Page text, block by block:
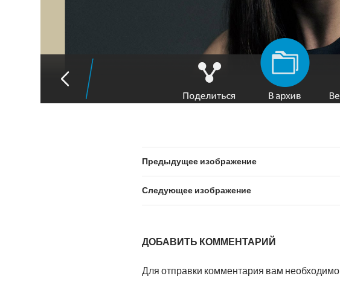
Предыдущее изображение
Следующее изображение
ДОБАВИТЬ КОММЕНТАРИЙ
Для отправки комментария вам необходимо